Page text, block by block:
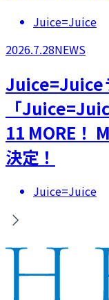
Juice=Juice
2026.7.28NEWS
Juice=Juice
「
11 MORE！
決定！
Juice=Juice